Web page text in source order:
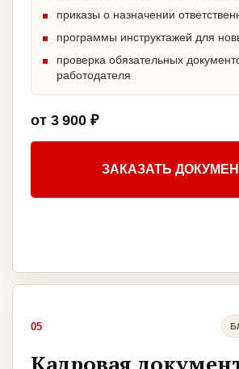
приказы о назначении
программы инструктажей для
проверка обязательных
работодателя
от 3 900 ₽
ЗАКАЗАТЬ
05
Кадровая